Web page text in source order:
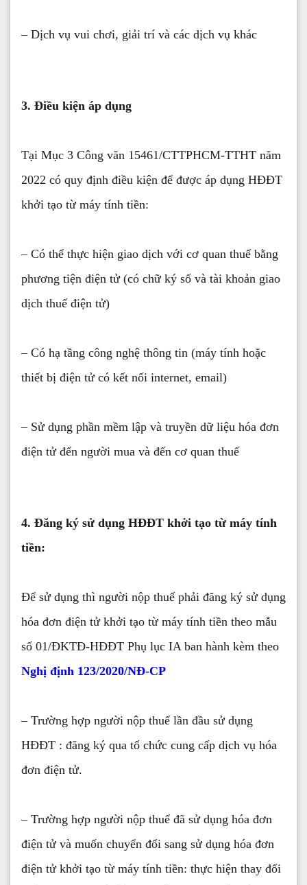
– Dịch vụ vui chơi, giải trí và các dịch vụ khác
3. Điều kiện áp dụng
Tại Mục 3 Công văn 15461/CTTPHCM-TTHT năm
2022 có quy định điều kiện để được áp dụng HĐĐT
khởi tạo từ máy tính tiền:
– Có thể thực hiện giao dịch với cơ quan thuế bằng
phương tiện điện tử (có chữ ký số và tài khoản giao
dịch thuế điện tử)
– Có hạ tầng công nghệ thông tin (máy tính hoặc
thiết bị điện tử có kết nối internet, email)
– Sử dụng phần mềm lập và truyền dữ liệu hóa đơn
điện tử đến người mua và đến cơ quan thuế
4. Đăng ký sử dụng HĐĐT khởi tạo từ máy tính
tiền:
Để sử dụng thì người nộp thuế phải đăng ký sử dụng
hóa đơn điện tử khởi tạo từ máy tính tiền theo mẫu
số 01/ĐKTĐ-HĐĐT Phụ lục IA ban hành kèm theo
Nghị định 123/2020/NĐ-CP
– Trường hợp người nộp thuế lần đầu sử dụng
HĐĐT : đăng ký qua tổ chức cung cấp dịch vụ hóa
đơn điện tử.
– Trường hợp người nộp thuế đã sử dụng hóa đơn
điện tử và muốn chuyển đổi sang sử dụng hóa đơn
điện tử khởi tạo từ máy tính tiền: thực hiện thay đổi